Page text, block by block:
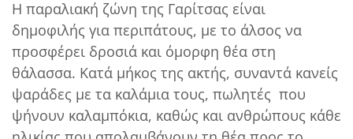
Η παραλιακή ζώνη της Γαρίτσας είναι
δημοφιλής για περιπάτους, με το άλσος να
προσφέρει δροσιά και όμορφη θέα στη
θάλασσα. Κατά μήκος της ακτής, συναντά κανείς
ψαράδες με τα καλάμια τους, πωλητές που
ψήνουν καλαμπόκια, καθώς και ανθρώπους κάθε